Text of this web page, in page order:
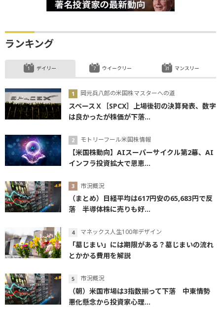
ランキング
デイリー
岡元兵八郎の米国株マスターへの道
スペースＸ［SPCX］上場後初の決算発表、数字
は良かったが株価が下落...
モトリーフール米国株情報
【米国株動向】AIスーパーサイクル第2幕、AI
インフラ投資拡大で恩恵...
市況概況
（まとめ）日経平均は617円安の65,683円で反
落 半導体株に売りも好...
マネックス人生100年デザイン
「墓じまい」には期限がある？墓じまいの流れ
とかかる費用を解説
市況概況
（朝）米国市場は3指数揃って下落 中東情勢
悪化懸念から投資家心理...
ウイークリー マンスリー